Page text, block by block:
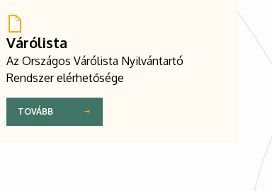
Várólista
Az Országos Várólista Nyilvántartó
Rendszer elérhetősége
TOVÁBB